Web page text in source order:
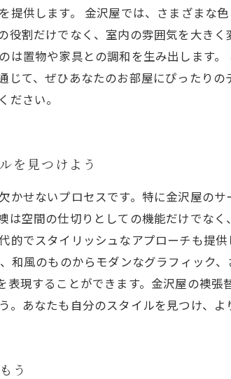
提供します。 金沢屋では、さまざまな
役割だけでなく、室内の雰囲気を大き
は置物や家具との調和を生み出します
じて、ぜひあなたのお部屋にぴったり
さい。
を見つけよう
かせないプロセスです。特に金沢屋の
空間の仕切りとしての機能だけでなく
的でスタイリッシュなアプローチも提
和風のものからモダンなグラフィック
表現することができます。金沢屋の襖
あなたも自分のスタイルを見つけ、
う